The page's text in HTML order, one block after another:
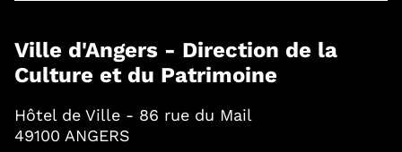
Ville d'Angers - Direction de la
Culture et du Patrimoine
Hôtel de Ville - 86 rue du Mail
49100 ANGERS